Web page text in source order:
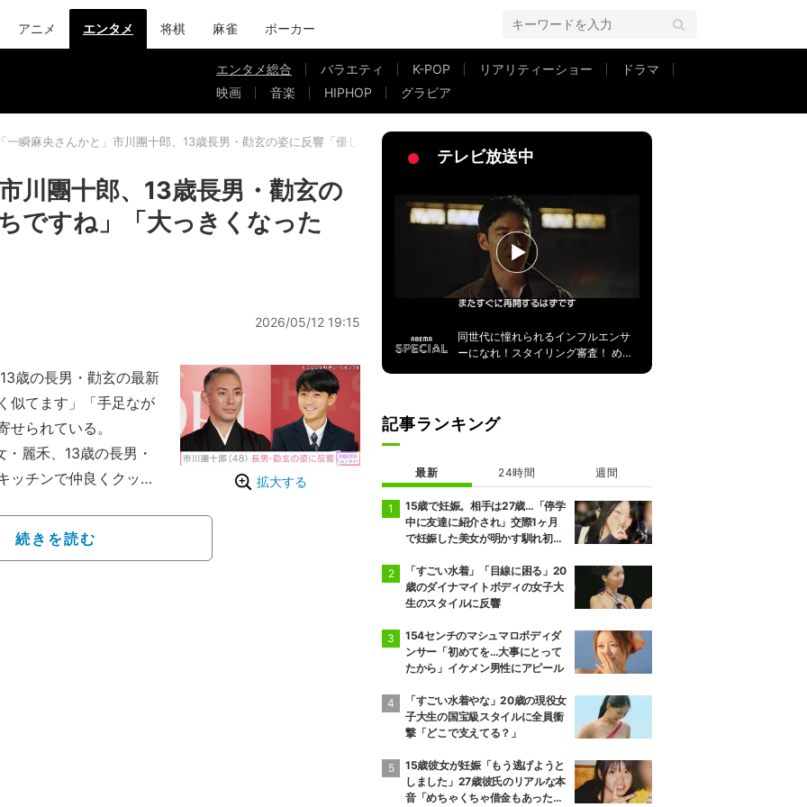
アニメ エンタメ 将棋 麻雀 ポーカー
エンタメ総合 バラエティ K-POP リアリティーショー
ドラマ
映画
音楽 HIPHOP グラビア
「一瞬麻央さんかと」市川團十郎、13歳長男・勸玄の姿に反響「優しい顔立ちですね」「大っきくなったね」
川團十郎、13歳長男・勸玄の
ですね」「大っきくなった
2026/05/12 19:15
拡大する
歳の長男・勸玄の最新
似てます」「手足なが
られている。
麗禾、13歳の長男・
ッチンで仲良くクッキ
ットなども公開して
続きを読む
テレビ放送中
同世代に憧れられるインフルエンサ
ーになれ！スタイリング審査！ める
記事ランキング
最新 24時間 週間
15歳で妊娠。相手は27歳…「停学
中に友達に紹介され」交際1ヶ月
で妊娠した美女が明かす馴れ初め
絶句
「すごい水着」「目線に困る」20
歳のダイナマイトボディの女子大
生のスタイルに反響
154センチのマシュマロボディダ
ンサー「初めてを…大事にとって
たから」イケメン男性にアピール
「すごい水着やな」20歳の現役女
子大生の国宝級スタイルに全員衝
撃「どこで支えてる？」
15歳彼女が妊娠「もう逃げようと
しました」27歳彼氏のリアルな本
音「めちゃくちゃ借金もあったの